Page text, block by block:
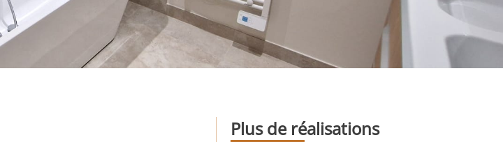
Plus de réalisations